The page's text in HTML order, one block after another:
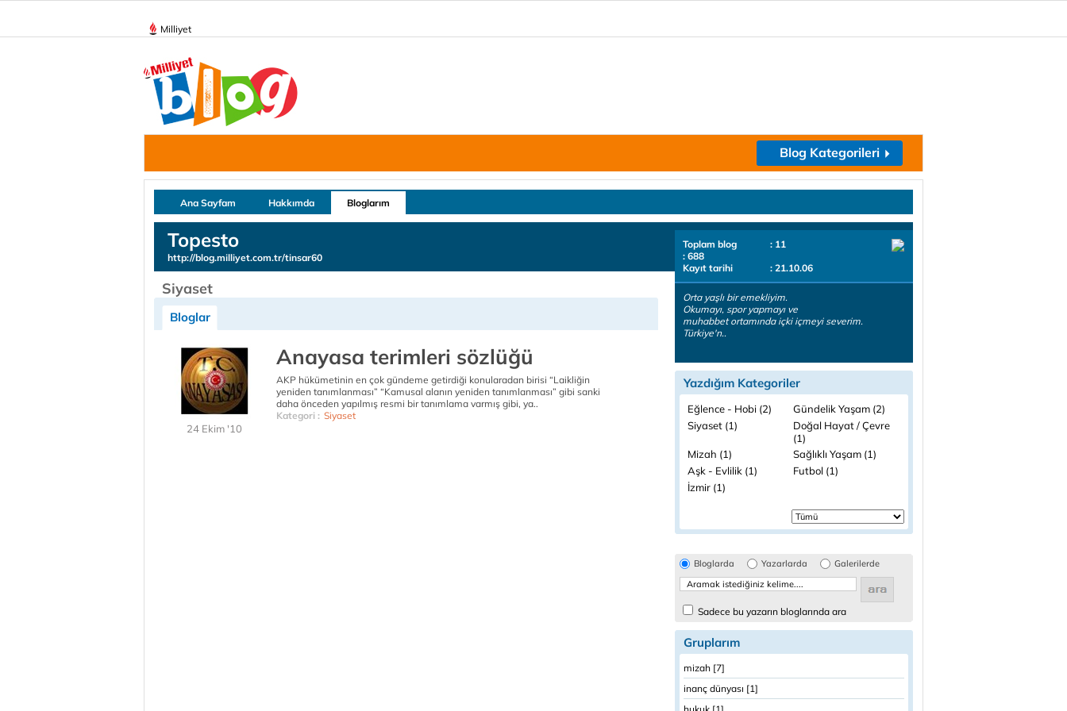
Milliyet
Blog Kategorileri
Ana Sayfam Hakkımda Bloglarım
Topesto
http://blog.milliyet.com.tr/tinsar60
Siyaset
Bloglar
24 Ekim '10
Anayasa terimleri sözlüğü
AKP hükümetinin en çok gündeme getirdiği konularadan birisi “Laikliğin
yeniden tanımlanması” “Kamusal alanın yeniden tanımlanması” gibi sanki
daha önceden yapılmış resmi bir tanımlama varmış gibi, ya..
Kategori : Siyaset
Toplam blog
: 11
: 688
Kayıt tarihi
: 21.10.06
Orta yaşlı bir emekliyim.
Okumayı, spor yapmayı ve
muhabbet ortamında içki içmeyi severim.
Türkiye'n..
Yazdığım Kategoriler
Eğlence - Hobi (2)
Gündelik Yaşam (2)
Siyaset (1)
Doğal Hayat / Çevre
(1)
Mizah (1)
Sağlıklı Yaşam (1)
Aşk - Evlilik (1)
Futbol (1)
İzmir (1)
Bloglarda Yazarlarda Galerilerde
Sadece bu yazarın bloglarında ara
Gruplarım
mizah [7]
inanç dünyası [1]